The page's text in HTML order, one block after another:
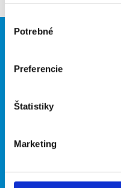
Výber
súhlasu
Potrebné
Preferencie
Štatistiky
Marketing
Nové brigády
Kontakt
Podmienky